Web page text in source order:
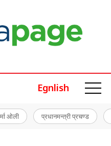
Egnlish
ओली प्रधानमन्त्री प्रचण्ड